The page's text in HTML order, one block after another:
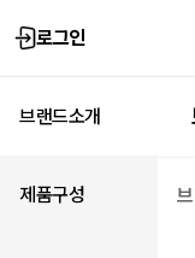
립 드레스룸
로그인
브랜드소개
제품구성